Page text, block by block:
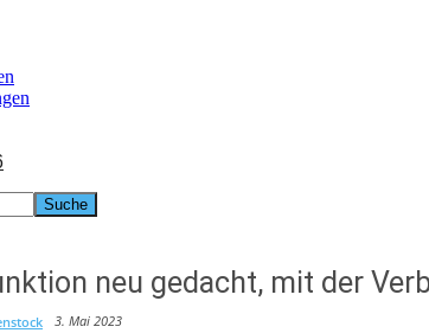
neu gedacht, mit der
3. Mai 2023